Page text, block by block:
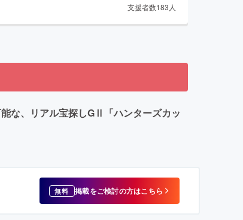
支援者数183 人
な、リアル宝探しGⅡ「ハンターズカッ
無料 掲載をご検討の方はこちら